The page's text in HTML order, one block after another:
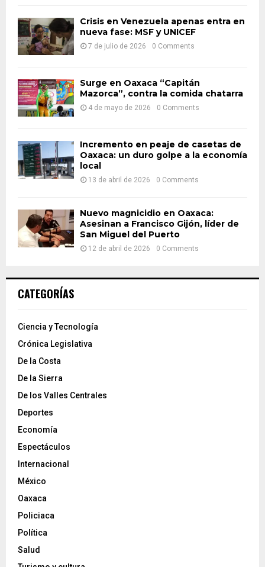
o
:
Crisis en Venezuela apenas entra en
nueva fase: MSF y UNICEF
7 de julio de 2026 0 Comments
Surge en Oaxaca “Capitán
Mazorca”, contra la comida chatarra
4 de mayo de 2026 0 Comments
Incremento en peaje de casetas de
Oaxaca: un duro golpe a la economía
local
13 de abril de 2026 0 Comments
Nuevo magnicidio en Oaxaca:
Asesinan a Francisco Gijón, líder de
San Miguel del Puerto
12 de abril de 2026 0 Comments
CATEGORÍAS
Ciencia y Tecnología
Crónica Legislativa
De la Costa
De la Sierra
De los Valles Centrales
Deportes
Economía
Espectáculos
Internacional
México
Oaxaca
Policiaca
Política
Salud